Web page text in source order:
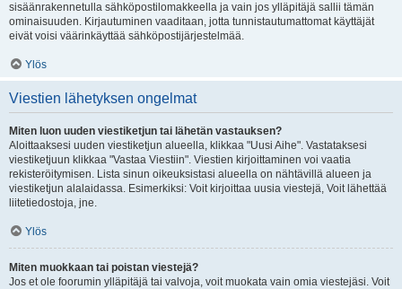
sisäänrakennetulla sähköpostilomakkeella ja vain jos ylläpitäjä sallii tämän
ominaisuuden. Kirjautuminen vaaditaan, jotta tunnistautumattomat käyttäjät
eivät voisi väärinkäyttää sähköpostijärjestelmää.
Ylös
Viestien lähetyksen ongelmat
Miten luon uuden viestiketjun tai lähetän vastauksen?
Aloittaaksesi uuden viestiketjun alueella, klikkaa "Uusi Aihe". Vastataksesi
viestiketjuun klikkaa "Vastaa Viestiin". Viestien kirjoittaminen voi vaatia
rekisteröitymisen. Lista sinun oikeuksistasi alueella on nähtävillä alueen ja
viestiketjun alalaidassa. Esimerkiksi: Voit kirjoittaa uusia viestejä, Voit lähettää
liitetiedostoja, jne.
Ylös
Miten muokkaan tai poistan viestejä?
Jos et ole foorumin ylläpitäjä tai valvoja, voit muokata vain omia viestejäsi. Voit